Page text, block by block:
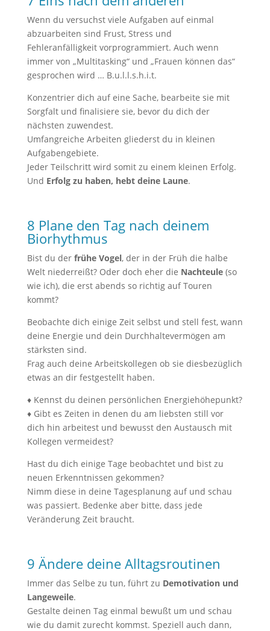
Wenn du versuchst viele Aufgaben auf einmal
abzuarbeiten sind Frust, Stress und
Fehleranfälligkeit vorprogrammiert. Auch wenn
immer von „Multitasking“ und „Frauen können das“
gesprochen wird … B.u.l.l.s.h.i.t.
Konzentrier dich auf eine Sache, bearbeite sie mit
Sorgfalt und finalisiere sie, bevor du dich der
nächsten zuwendest.
Umfangreiche Arbeiten gliederst du in kleinen
Aufgabengebiete.
Jeder Teilschritt wird somit zu einem kleinen Erfolg.
Und Erfolg zu haben, hebt deine Laune.
8 Plane den Tag nach deinem
Biorhythmus
Bist du der frühe Vogel, der in der Früh die halbe
Welt niederreißt? Oder doch eher die Nachteule(so
wie ich), die erst abends so richtig auf Touren
kommt?
Beobachte dich einige Zeit selbst und stell fest, wann
deine Energie und dein Durchhaltevermögen am
stärksten sind.
Frag auch deine Arbeitskollegen ob sie diesbezüglich
etwas an dir festgestellt haben.
♦ Kennst du deinen persönlichen Energiehöhepunkt?
♦ Gibt es Zeiten in denen du am liebsten still vor
dich hin arbeitest und bewusst den Austausch mit
Kollegen vermeidest?
Hast du dich einige Tage beobachtet und bist zu
neuen Erkenntnissen gekommen?
Nimm diese in deine Tagesplanung auf und schau
was passiert. Bedenke aber bitte, dass jede
Veränderung Zeit braucht.
9 Ändere deine Alltagsroutinen
Immer das Selbe zu tun, führt zu Demotivation und
Langeweile.
Gestalte deinen Tag einmal bewußt um und schau
wie du damit zurecht kommst. Speziell auch dann,